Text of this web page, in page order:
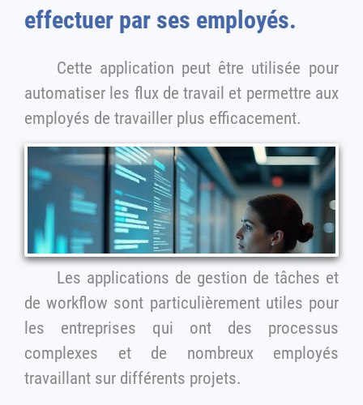
effectuer par ses employés.
Cette application peut être utilisée pour
automatiser les flux de travail et permettre aux
employés de travailler plus efficacement.
Les applications de gestion de tâches et
de workflow sont particulièrement utiles pour
les entreprises qui ont des processus
complexes et de nombreux employés
travaillant sur différents projets.